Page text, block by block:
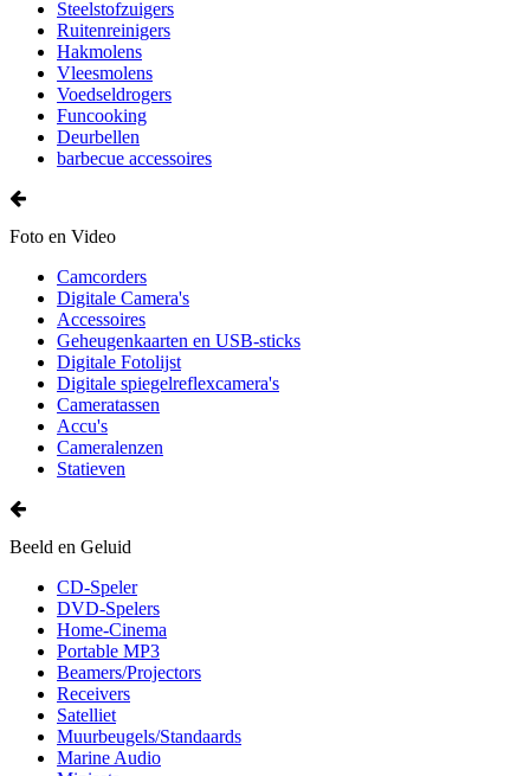
Steelstofzuigers
Ruitenreinigers
Hakmolens
Vleesmolens
Voedseldrogers
Funcooking
Deurbellen
barbecue accessoires
Foto en Video
Camcorders
Digitale Camera's
Accessoires
Geheugenkaarten en USB-sticks
Digitale Fotolijst
Digitale spiegelreflexcamera's
Cameratassen
Accu's
Cameralenzen
Statieven
Beeld en Geluid
CD-Speler
DVD-Spelers
Home-Cinema
Portable MP3
Beamers/Projectors
Receivers
Satelliet
Muurbeugels/Standaards
Marine Audio